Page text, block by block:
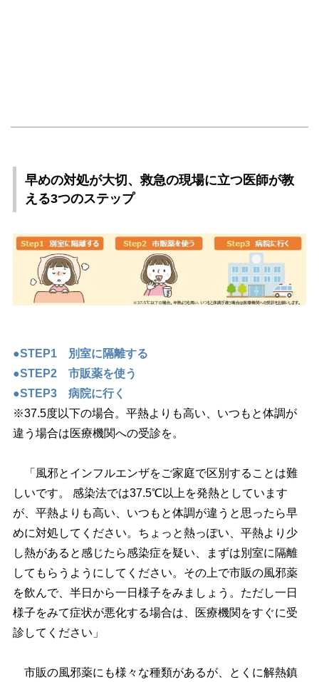
早めの対処が大切、救急の現場に立つ医師が教
える3つのステップ
●STEP1 別室に隔離する
●STEP2 市販薬を使う
●STEP3 病院に行く
※37.5度以下の場合。平熱よりも高い、いつもと体調が
違う場合は医療機関への受診を。
「風邪とインフルエンザをご家庭で区別することは難
しいです。 感染法では37.5℃以上を発熱としています
が、平熱よりも高い、いつもと体調が違うと思ったら早
めに対処してください。ちょっと熱っぽい、平熱より少
し熱があると感じたら感染症を疑い、まずは別室に隔離
してもらうようにしてください。その上で市販の風邪薬
を飲んで、半日から一日様子をみましょう。ただし一日
様子をみて症状が悪化する場合は、医療機関をすぐに受
診してください」
市販の風邪薬にも様々な種類があるが、とくに解熱鎮